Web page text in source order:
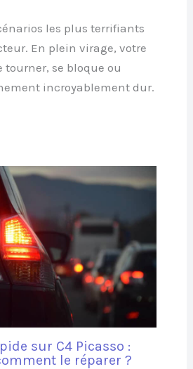
les plus terrifiants
En plein virage, votre
tourner, se bloque ou
incroyablement dur.
sur C4 Picasso :
le réparer ?